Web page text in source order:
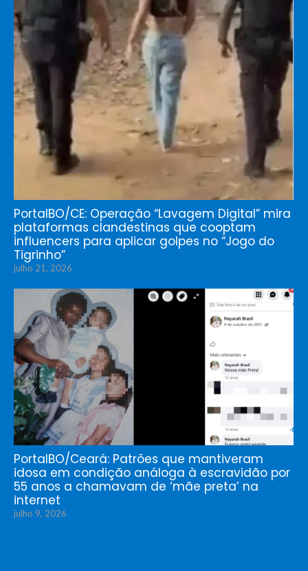
PortalBO/CE: Operação “Lavagem Digital” mira
plataformas clandestinas que cooptam
influencers para aplicar golpes no “Jogo do
Tigrinho”
julho 21, 2026
PortalBO/Ceará: Patrões que mantiveram
idosa em condição análoga à escravidão por
55 anos a chamavam de ‘mãe preta’ na
internet
julho 9, 2026